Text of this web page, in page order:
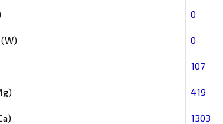
0
0
107
419
1303